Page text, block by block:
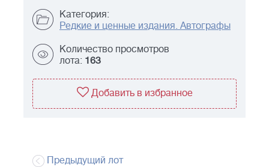
Категория:
Редкие и ценные издания. Автографы
Количество просмотров
лота: 163
Добавить в избранное
Предыдущий лот